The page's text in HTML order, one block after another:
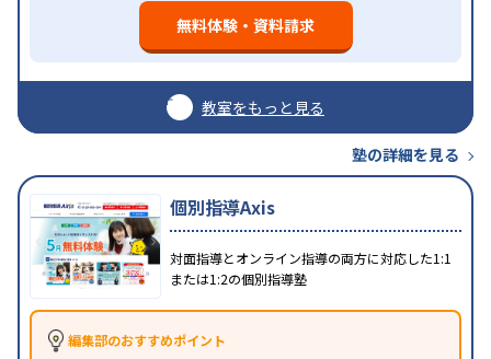
無料体験・資料請求
教室をもっと見る
塾の詳細を見る
個別指導Axis
対面指導とオンライン指導の両方に対応した1:1
または1:2の個別指導塾
編集部のおすすめポイント